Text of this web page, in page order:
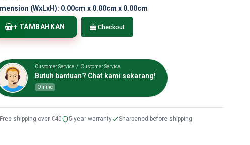
(WxLxH): 0.00cm x 0.00cm x 0.00cm
+ TAMBAHKAN Checkout
Customer Service / Customer Service
Butuh bantuan? Chat kami sekarang!
Online
Free shipping over €40 5-year warranty Sharpened before shipping